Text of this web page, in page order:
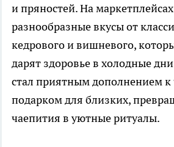
и пряностей. На
разнообразные вкусы от
кедрового и вишневого,
дарят здоровье в холодные
стал приятным дополнением
подарком для близких,
чаепития в уютные ритуалы.